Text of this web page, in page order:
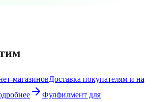
магазиновДоставка покупателям и на
Фулфилмент для